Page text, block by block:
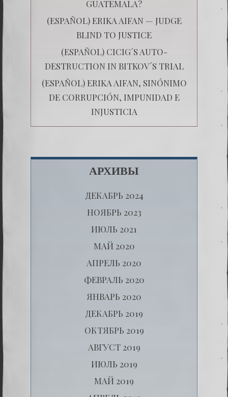
GUATEMALA?
(ESPAÑOL) ERIKA AIFAN — JUDGE
BLIND TO JUSTICE
(ESPAÑOL) CICIG´S AUTO-
DESTRUCTION IN BITKOV´S TRIAL
(ESPAÑOL) ERIKA AIFAN, SINÓNIMO
DE CORRUPCIÓN, IMPUNIDAD E
INJUSTICIA
АРХИВЫ
ДЕКАБРЬ 2024
НОЯБРЬ 2023
ИЮЛЬ 2021
МАЙ 2020
АПРЕЛЬ 2020
ФЕВРАЛЬ 2020
ЯНВАРЬ 2020
ДЕКАБРЬ 2019
ОКТЯБРЬ 2019
АВГУСТ 2019
ИЮЛЬ 2019
МАЙ 2019